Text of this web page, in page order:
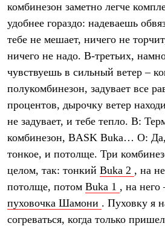
комбинезон заметно легче
удобнее гораздо: надеваешь
тебе не мешает, ничего не
ничего не надо. В-третьих,
чувствуешь в сильный ветер –
полукомбинезон, задувает все
процентов, дырочку ветер
не задувает, и тебе тепло. В:
комбинезон, BASK Buka… О:
тонкое, и потолще. Три
целом, так: тонкий Buka 2 , на
потолще, потом Buka 1 , на него
пуховочка Шамони . Пуховку я
согреваться, когда только